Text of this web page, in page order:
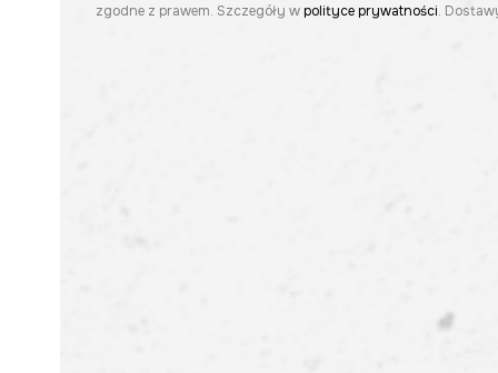
zgodne z prawem. Szczegóły w polityce prywatności.